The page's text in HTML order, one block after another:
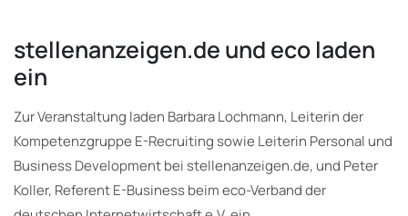
stellenanzeigen.de und eco laden
ein
Zur Veranstaltung laden Barbara Lochmann, Leiterin der
Kompetenzgruppe E-Recruiting sowie Leiterin Personal und
Business Development bei stellenanzeigen.de, und Peter
Koller, Referent E-Business beim eco-Verband der